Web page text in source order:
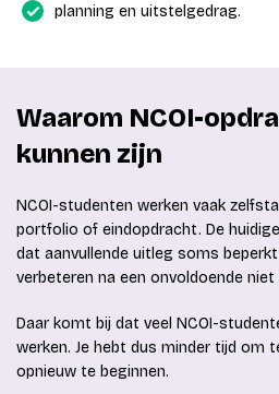
planning en uitstelgedrag.
Waarom NCOI-
kunnen zijn
NCOI-studenten werken vaak
portfolio of eindopdracht. De
dat aanvullende uitleg soms
verbeteren na een onvoldoende niet
Daar komt bij dat veel NCOI-
werken. Je hebt dus minder tijd om
opnieuw te beginnen.